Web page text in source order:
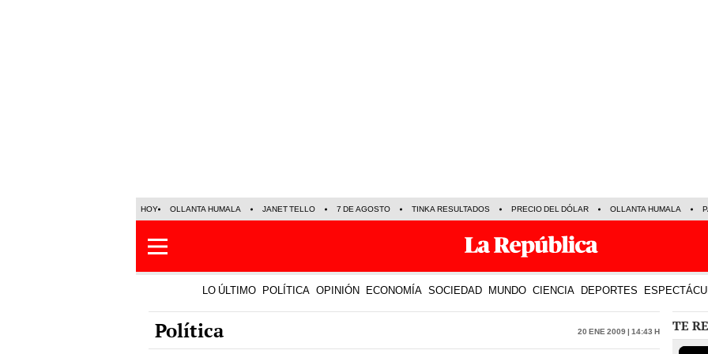
HOY OLLANTA HUMALA JANET TELLO 7 DE AGOSTO TINKA RESULTADOS PRECIO DEL DÓLAR OLLANTA HUMALA
LO ÚLTIMO POLÍTICA OPINIÓN ECONOMÍA SOCIEDAD MUNDO CIENCIA DEPORTES
Política 20 Ene 2009 | 14:43 h TE